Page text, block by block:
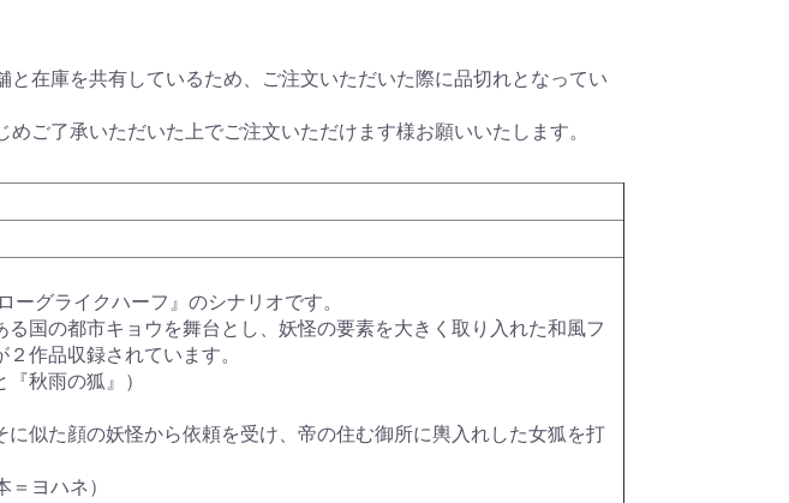
ーパ
ーツ)
クセ
ダイス(ベーシック) HDDシリーズ
パールダイス
その他特殊カラー
ダイス(キャラクター) RPGダイス
クトゥルフダイス
キャッツダイス
日本ダイス
Pathfinderダイスセッ
ハリーポッターダイス
その他キャラクターダ
ダイスタワー
ダイスカップ
ダイストレイ
ダイスポーチ
レジェンダリーメタル
Metal Coins)
プライムポーカー
ポーカーチップ
ぬいぐるみ
ポーン
モデル
ズ
以外
戦車(ガレージキット)
ー 工具セット
「切る」 超音波カッター
薄刃ノコギリ
カッティングガイド
ニッパー・ペンチ
はさみ
カッター・ナイフ
カッティングマット
「飾る」
「接着する」 エポキシ接着剤
水性型接着剤
瞬間接着剤
瞬着ノズル
接着剤その他
プラスチック用接着剤
「測る」 スポイト
定規
ビーカー
「罫書く」 エッチングノコ
タガネ
リベットツール
テンプレート・ガイド
罫書きツール
「盛る」 パテ ラッカーパテ
エポキシパテ
ポリエステルパテ
パテその他
光硬化パテ
スパチュラ・ヘラ
「つかむ」 ピンセット
「削る」 キサゲ
電動リューター
ヤスリ
「磨く」 コンパウンド
ワックス・コーティン
ポリッシングクロス
サンドペーパー
電動ポリッシャー
「貼る」 デカールシート
デカール軟化剤
フィニッシュシート
金属シート
「貫く」 ドリル刃
ピンバイス
ポンチ
「型取る」 型取剤
粘土
離型剤
シリコーンゴム
レジンキャスト
型取りブロック
「彫る」 彫刻刀・ノミ
「収納する」
「造る」 金属素材
ファンド・スカルピー
素材その他
ディテールアップパー
プラスチック素材
「塗る」
サーフェーサー・プラ
塗装ブース
コンプレッサー
マーカー
マスキング
塗装用具
筆
エアブラシ用品
カラー 水性カラー
Mr.カラー
Mr.カラースプレー
ウェザリング・情景用
ガイアカラー
スプレーその他
タミヤアクリル
タミヤデコレーション
タミヤエナメル
タミヤスプレー
フィニッシャーズカラ
Vカラー
カラースプレー
「洗う」 ハンドクリーナー
超音波洗浄器
ペイントリムーバー
ツールクリーナー
離型剤落し
ホビー系書籍
カタログ
と在庫を共有しているため、ご注文いただいた際に品切れとなってい
ご了承いただいた上でご注文いただけます様お願いいたします。
ーグライクハーフ』のシナリオです。
る国の都市キョウを舞台とし、妖怪の要素を大きく取り入れた和風フ
作品収録されています。
秋雨の狐』）
に似た顔の妖怪から依頼を受け、帝の住む御所に輿入れした女狐を打
＝ヨハネ）